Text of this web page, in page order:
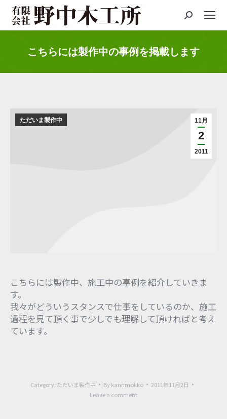
Search:
こちらには製作中の事例を掲載します
11月
2
2011
ただいま製作中
こちらには製作中、施工中の事例を紹介していきま
す。
我々がどういうスタンスで仕事をしているのか、施工
過程を見て頂く事で少しでも理解して頂ければと考え
ています。
Category: ただいま製作中 Bykanrimokko
2011年11月2日
Leave a comment